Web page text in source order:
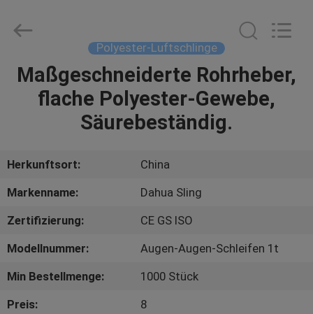
HAUS
PRODUKTE
ÜBER
UNS
FABRIK-
AUSFLUG
QUALITÄTSKONTROLLE
2025
polyesterliftingslings.com.
Developed
Polyester-Luftschlinge
Maßgeschneiderte Rohrheber,
flache Polyester-Gewebe,
Säurebeständig.
Herkunftsort:
China
Markenname:
Dahua Sling
Zertifizierung:
CE GS ISO
Modellnummer:
Augen-Augen-Schleifen 1t
Min Bestellmenge:
1000 Stück
Preis:
8